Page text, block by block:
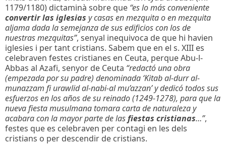
1179/1180) dictaminà sobre que “es lo más conveniente
convertir las iglesias y casas en mezquita o en mezquita
aljama dada la semejanza de sus edificios con los de
nuestras mezquitas”, senyal inequivoca de que hi havien
iglesies i per tant cristians. Sabem que en el s. XIII es
celebraven festes cristianes en Ceuta, perque Abu-l-
Abbas al Azafi, senyor de Ceuta “redactó una obra
(empezada por su padre) denominada ‘Kitab al-durr al-
munazzam fi urawlid al-nabi-al mu’azzan’ y dedicó todos sus
esfuerzos en los años de su reinado (1249-1278), para que la
nueva fiesta musulmana tomara carta de naturaleza y
acabara con la mayor parte de lasfiestas cristianas…”,
festes que es celebraven per contagi en les dels
cristians o per descendir de cristians.